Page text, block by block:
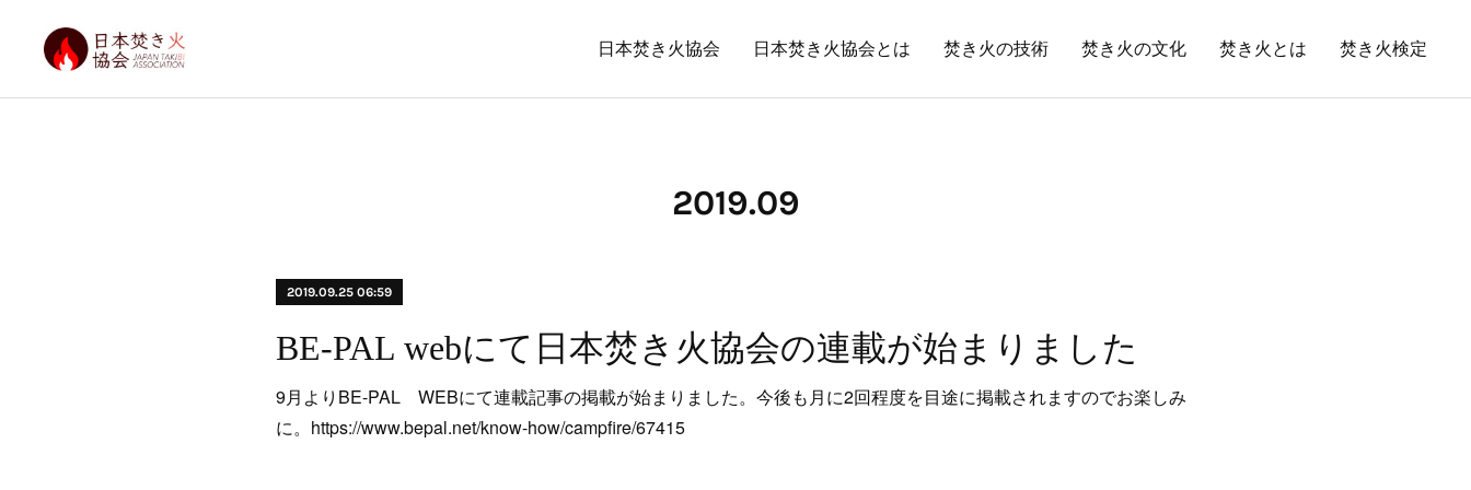
日本焚き火協会 日本焚き火協会とは 焚き火の技術 焚き火の文化 焚き火とは 焚き火検定
2019.09
2019.09.25 06:59
BE-PAL webにて日本焚き火協会の連載が始まりました
9月よりBE-PAL WEBにて連載記事の掲載が始まりました。今後も月に2回程度を目途に掲載されますのでお楽しみ
に。https://www.bepal.net/know-how/campfire/67415